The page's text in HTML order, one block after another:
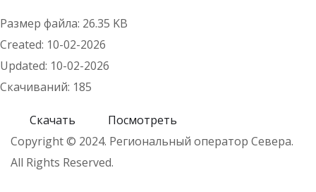
Размер файла: 26.35 KB
Created: 10-02-2026
Updated: 10-02-2026
Скачиваний: 185
Скачать
Посмотреть
Copyright © 2024. Региональный оператор Севера.
All Rights Reserved.